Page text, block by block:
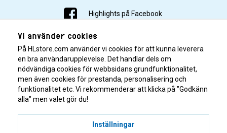
Highlights på Facebook
Highlights på Instagram
Highlights på Youtube
Highlights på Tiktok
Vi använder cookies
På HLstore.com använder vi cookies för att kunna leverera
en bra användarupplevelse. Det handlar dels om
nödvändiga cookies för webbsidans grundfunktionalitet,
men även cookies för prestanda, personalisering och
funktionalitet etc. Vi rekommenderar att klicka på "Godkänn
alla" men valet gör du!
Inställningar